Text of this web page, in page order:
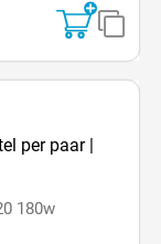
per paar |
180w